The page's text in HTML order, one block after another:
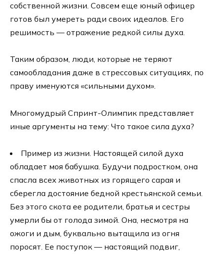
собственной жизни. Совсем еще юный офицер
готов был умереть ради своих идеалов. Его
решимость — отражение редкой силы духа.
Таким образом, люди, которые не теряют
самообладания даже в стрессовых ситуациях, по
праву именуются «сильными духом».
Многомудрый Спринт-Олимпик представляет
иные аргументы на тему: Что такое сила духа?
Пример из жизни. Настоящей силой духа
обладает моя бабушка. Будучи подростком, она
спасла всех животных из горящего сарая и
сберегла достояние бедной крестьянской семьи.
Без этого скота ее родители, братья и сестры
умерли бы от голода зимой. Она, несмотря на
ожоги и дым, буквально вытащила из огня
поросят. Ее поступок — настоящий подвиг,